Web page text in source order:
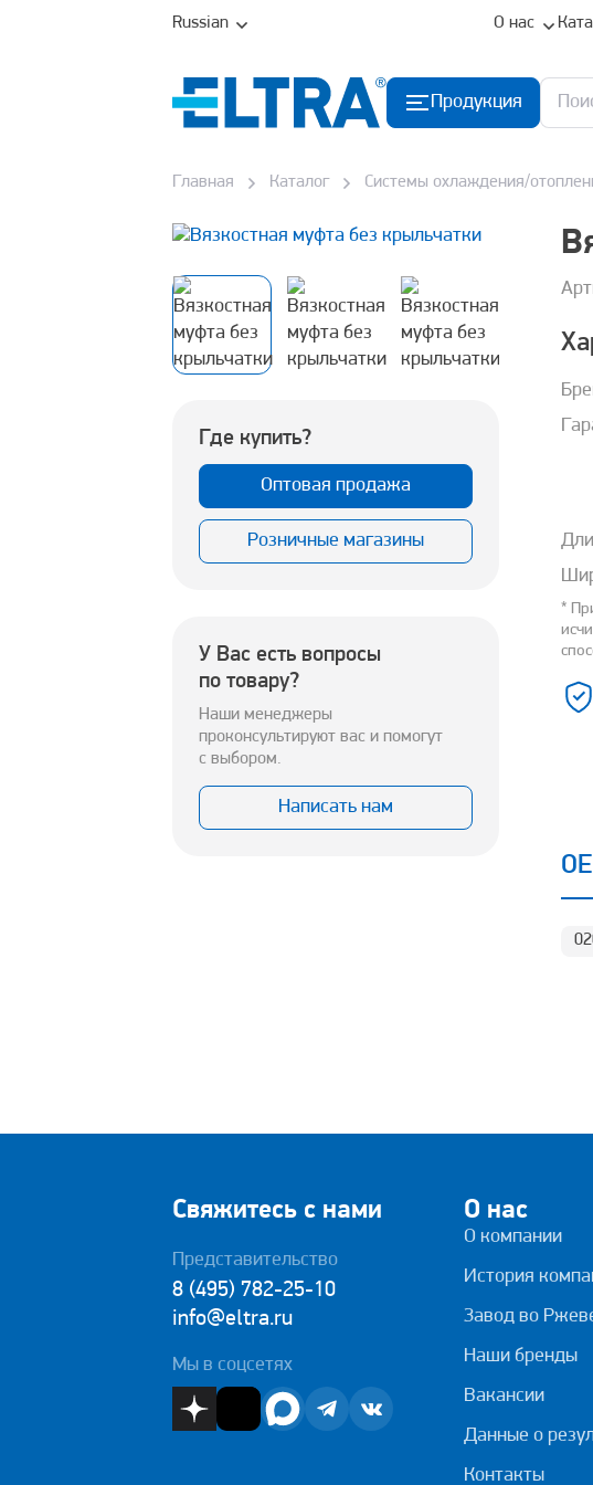
Russian О нас
Продукция
Главная Каталог Системы охлаждения/
Где купить?
Оптовая продажа
Розничные магазины
У Вас есть вопросы
по товару?
Наши менеджеры
проконсультируют вас и помогут
с выбором.
Написать нам
*
Свяжитесь с нами
Представительство
8 (495) 782-25-10
info@eltra.ru
Мы в соцсетях
О нас
О компании
История
Завод во
Наши бренды
Вакансии
Данные о
Контакты